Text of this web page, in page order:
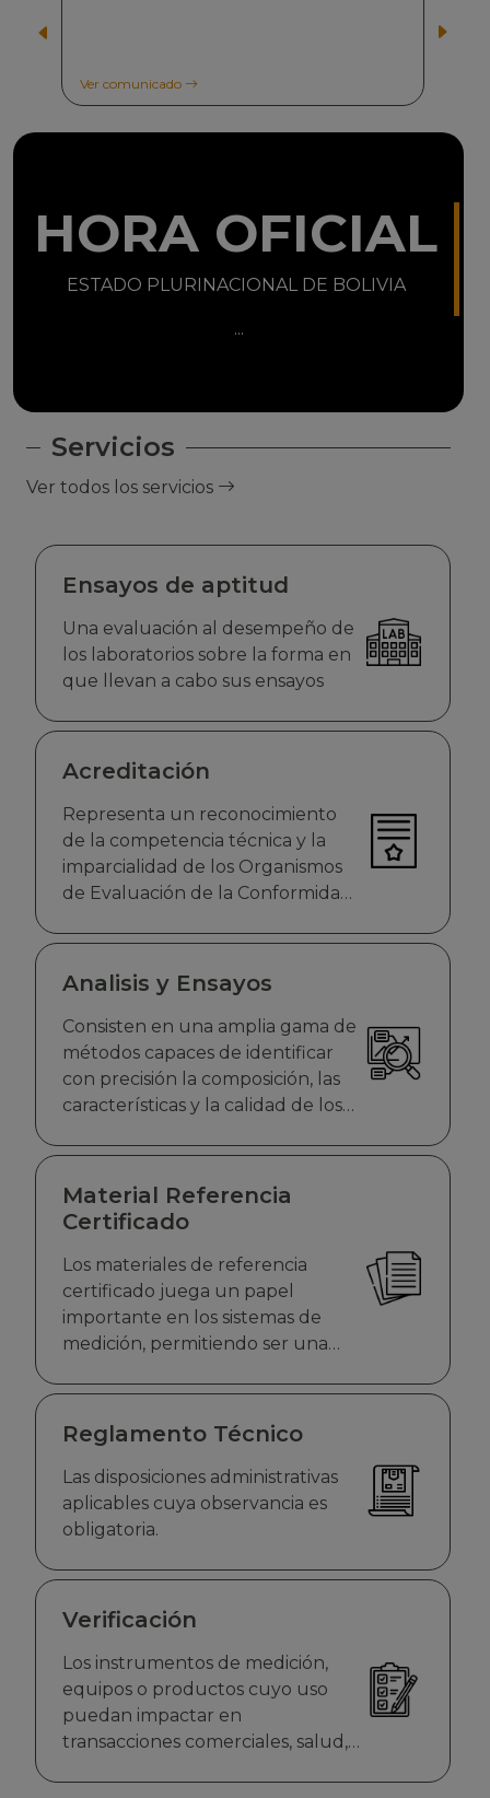
Ver comunicado
HORA OFICIAL
ESTADO PLURINACIONAL DE BOLIVIA
...
Servicios
Ver todos los servicios
Ensayos de aptitud
Una evaluación al desempeño de
los laboratorios sobre la forma en
que llevan a cabo sus ensayos
Acreditación
Representa un reconocimiento
de la competencia técnica y la
imparcialidad de los Organismos
de Evaluación de la Conformidad
Analisis y Ensayos
Consisten en una amplia gama de
métodos capaces de identificar
con precisión la composición, las
características y la calidad de los
el suelo y una gran variedad de
materiales, entre otros
Material Referencia
Certificado
Los materiales de referencia
certificado juega un papel
importante en los sistemas de
medición, permitiendo ser una
calidad
Reglamento Técnico
Las disposiciones administrativas
aplicables cuya observancia es
obligatoria.
Verificación
Los instrumentos de medición,
equipos o productos cuyo uso
puedan impactar en
transacciones comerciales, salud,